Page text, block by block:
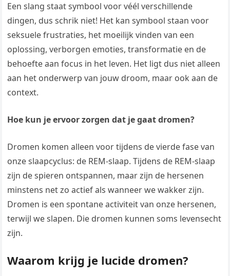
Een slang staat symbool voor véél verschillende
dingen, dus schrik niet! Het kan symbool staan voor
seksuele frustraties, het moeilijk vinden van een
oplossing, verborgen emoties, transformatie en de
behoefte aan focus in het leven. Het ligt dus niet alleen
aan het onderwerp van jouw droom, maar ook aan de
context.
Hoe kun je ervoor zorgen dat je gaat dromen?
Dromen komen alleen voor tijdens de vierde fase van
onze slaapcyclus: de REM-slaap. Tijdens de REM-slaap
zijn de spieren ontspannen, maar zijn de hersenen
minstens net zo actief als wanneer we wakker zijn.
Dromen is een spontane activiteit van onze hersenen,
terwijl we slapen. Die dromen kunnen soms levensecht
zijn.
Waarom krijg je lucide dromen?